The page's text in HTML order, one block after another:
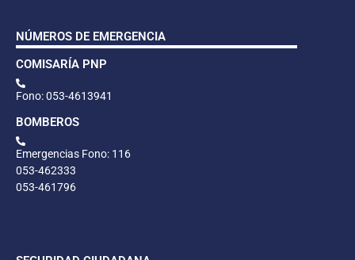
NÚMEROS DE EMERGENCIA
COMISARÍA PNP
Fono: 053-4613941
BOMBEROS
Emergencias Fono: 116
053-462333
053-461796